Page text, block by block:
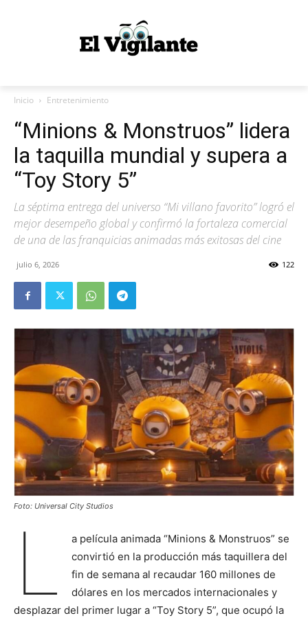
Inicio Entretenimiento
“Minions & Monstruos” lidera
la taquilla mundial y supera a
“Toy Story 5”
La séptima entrega del universo “Mi villano favorito” logró el
mejor desempeño global y confirmó la fortaleza comercial
de una de las franquicias animadas más exitosas del cine
julio 6, 2026 122
Foto: Universal City Studios
L
a película animada “Minions & Monstruos” se
convirtió en la producción más taquillera del
fin de semana al recaudar 160 millones de
dólares en los mercados internacionales y
desplazar del primer lugar a “Toy Story 5”, que ocupó la